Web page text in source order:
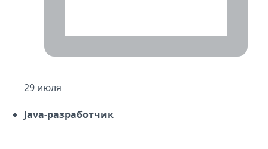
29 июля
Java-разработчик